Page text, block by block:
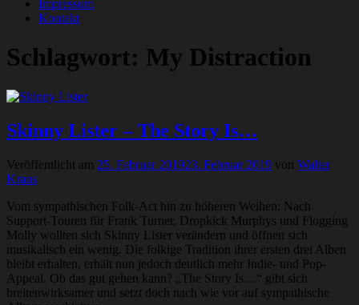
Impressum
Kontakt
Schlagwort: My Distraction
Skinny Lister – The Story Is…
Veröffentlicht am 25. Februar 201923. Februar 2019 von Walter
Kraus
Vom sympathischen Folk-Act hin zu höheren Weihen: Nach
Support-Touren für Frank Turner, Dropkick Murphys und Flogging
Molly wollten sich Skinny Lister verändern und öffnen sich
musikalisch ein wenig. Die folkige Tradition ihrer ersten drei Alben
bleibt erhalten, erhält nun jedoch deutlich mehr Indie- und Pop-
Appeal. Ob das gut gehen kann? „The Story Is…“ gibt sich
breitenwirksamer und setzt doch nach wie vor auf sympathische